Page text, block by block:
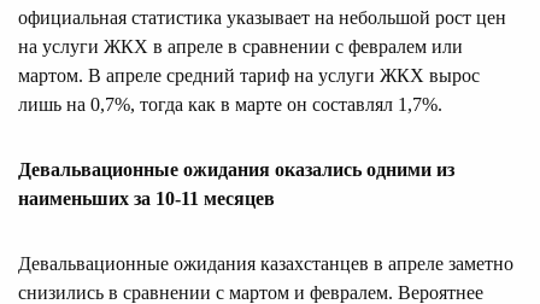
официальная статистика указывает на небольшой рост цен
на услуги ЖКХ в апреле в сравнении с февралем или
мартом. В апреле средний тариф на услуги ЖКХ вырос
лишь на 0,7%, тогда как в марте он составлял 1,7%.
Девальвационные ожидания оказались одними из
наименьших за 10-11 месяцев
Девальвационные ожидания казахстанцев в апреле заметно
снизились в сравнении с мартом и февралем. Вероятнее